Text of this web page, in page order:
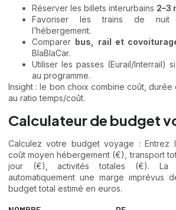
Réserver les billets interurbains 2–3
Favoriser les trains de nuit
l’hébergement.
Comparer bus, rail et
BlaBlaCar.
Utiliser les passes (Eurail/Interrail)
au programme.
Insight : le bon choix combine coût,
au ratio temps/coût.
Calculateur de budget
Calculez votre budget voyage : Entrez
coût moyen hébergement (€), transport
jour (€), activités totales (€). La
automatiquement une marge imprévus
budget total estimé en euros.